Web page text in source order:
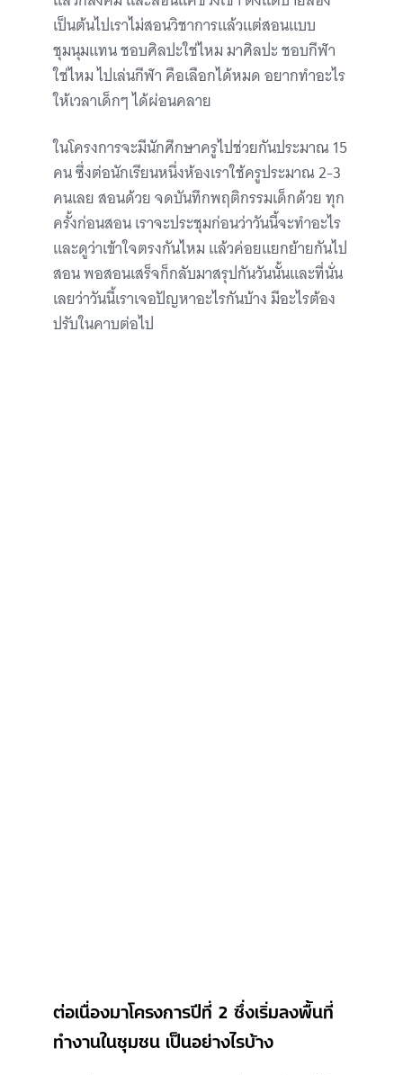
เป็นต้นไปเราไม่สอนวิชาการแล้วแต่สอนแบบ
ชุมนุมแทน ชอบศิลปะใช่ไหม มาศิลปะ ชอบกีฬา
ใช่ไหม ไปเล่นกีฬา คือเลือกได้หมด อยากทำอะไร
ให้เวลาเด็กๆ ได้ผ่อนคลาย
ในโครงการจะมีนักศึกษาครูไปช่วยกันประมาณ 15
คน ซึ่งต่อนักเรียนหนึ่งห้องเราใช้ครูประมาณ 2-3
คนเลย สอนด้วย จดบันทึกพฤติกรรมเด็กด้วย ทุก
ครั้งก่อนสอน เราจะประชุมก่อนว่าวันนี้จะทำอะไร
และดูว่าเข้าใจตรงกันไหม แล้วค่อยแยกย้ายกันไป
สอน พอสอนเสร็จก็กลับมาสรุปกันวันนั้นและที่นั่น
เลยว่าวันนี้เราเจอปัญหาอะไรกันบ้าง มีอะไรต้อง
ปรับในคาบต่อไป
ต่อเนื่องมาโครงการปีที่ 2 ซึ่งเริ่มลงพื้นที่
ทำงานในชุมชน เป็นอย่างไรบ้าง